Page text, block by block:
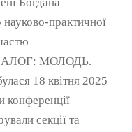
Богдана
практичної
МОЛОДЬ.
18 квітня 2025
секції та